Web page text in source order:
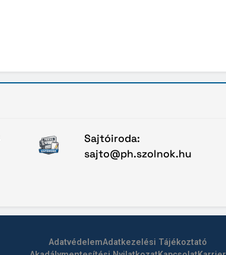
Sajtóiroda:
sajto@ph.szolnok.hu
AdatvédelemAdatkezelési Tájékoztató